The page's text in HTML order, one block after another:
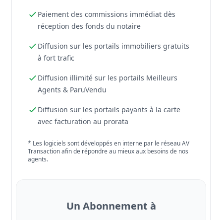
Paiement des commissions immédiat dès
réception des fonds du notaire
Diffusion sur les portails immobiliers gratuits
à fort trafic
Diffusion illimité sur les portails Meilleurs
Agents & ParuVendu
Diffusion sur les portails payants à la carte
avec facturation au prorata
* Les logiciels sont développés en interne par le réseau AV
Transaction afin de répondre au mieux aux besoins de nos
agents.
Un Abonnement à